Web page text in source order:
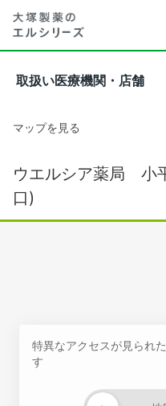
取扱い医療機関・店舗
マップを見る
ウエルシア薬局 小
口)
特異なアクセスが見られ
す